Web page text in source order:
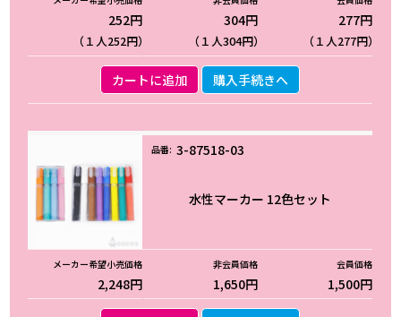
252円
（１人252円）
304円
（１人304円）
277円
（１人277円）
カートに追加 購入手続きへ
3-87518-03
水性マーカー 12色セット
2,248円 1,650円 1,500円